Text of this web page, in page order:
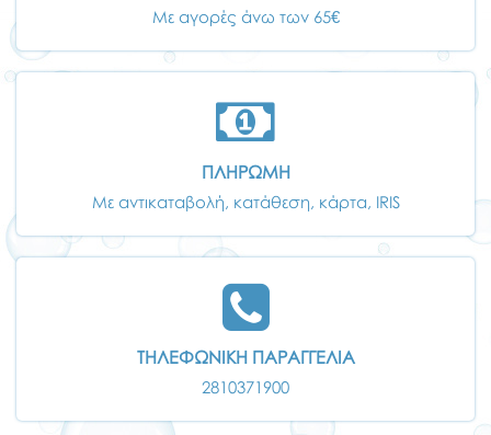
Με αγορές άνω των 65€
ΠΛΗΡΩΜΗ
Με αντικαταβολή, κατάθεση, κάρτα, IRIS
ΤΗΛΕΦΩΝΙΚΗ ΠΑΡΑΓΓΕΛΙΑ
2810371900